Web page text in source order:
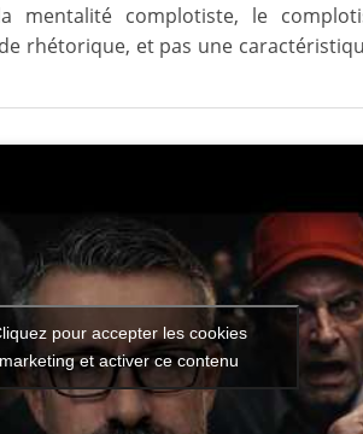
mentalité complotiste, le
rhétorique, et pas une
pour accepter les cookies
marketing et activer ce contenu